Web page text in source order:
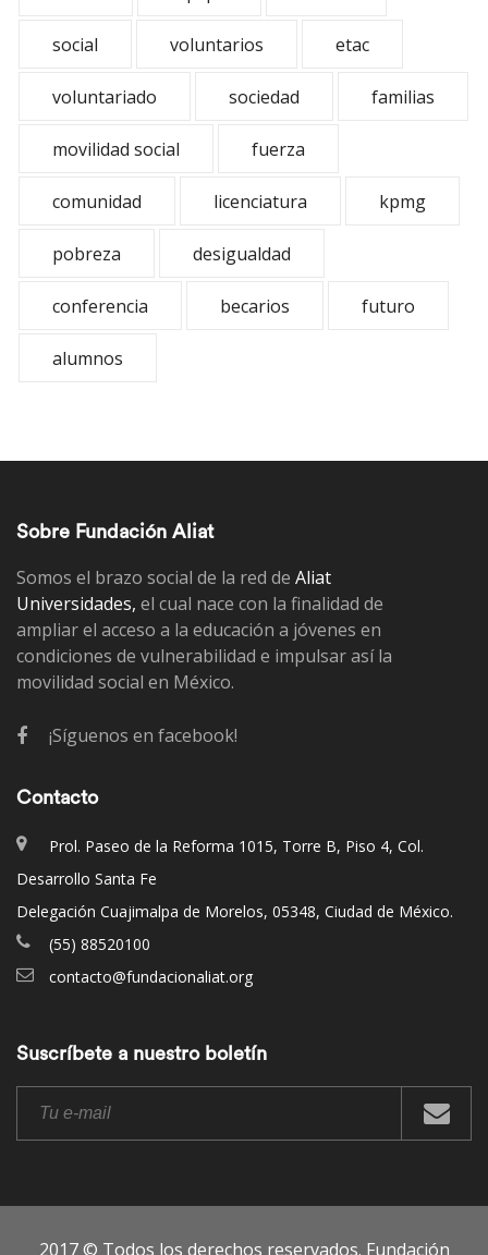
social voluntarios etac
voluntariado sociedad familias
movilidad social fuerza
comunidad licenciatura kpmg
pobreza desigualdad
conferencia becarios futuro
alumnos
Sobre Fundación Aliat
Somos el brazo social de la red de Aliat
Universidades, el cual nace con la finalidad de
ampliar el acceso a la educación a jóvenes en
condiciones de vulnerabilidad e impulsar así la
movilidad social en México.
¡Síguenos en facebook!
Contacto
Prol. Paseo de la Reforma 1015, Torre B, Piso 4, Col.
Desarrollo Santa Fe
Delegación Cuajimalpa de Morelos, 05348, Ciudad de México.
(55) 88520100
contacto@fundacionaliat.org
Suscríbete a nuestro boletín
2017 © Todos los derechos reservados. Fundación